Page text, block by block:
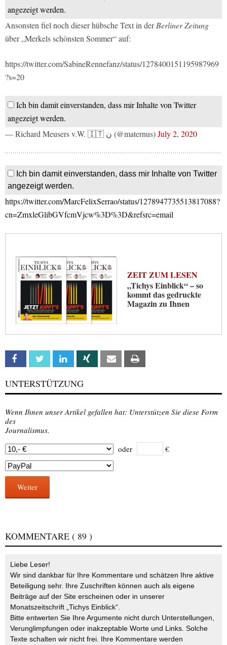
angezeigt werden.
Ansonsten fiel noch dieser hübsche Text in derBerliner Zeitung
über „Merkels schönsten Sommer“ auf:
https://twitter.com/SabineRennefanz/status/1278400151195987969
?s=20
Ich bin damit einverstanden, dass mir Inhalte von Twitter
angezeigt werden.
— Richard Meusers v.W. 🇮🇹 ن (@maternus)July 2, 2020
Ich bin damit einverstanden, dass mir Inhalte von Twitter
angezeigt werden.
https://twitter.com/MarcFelixSerrao/status/1278947735513817088?
cn=ZmxleGlibGVfcmVjcw%3D%3D&refsrc=email
ZEIT ZUM LESEN
„Tichys Einblick“ – so
kommt das gedruckte
Magazin zu Ihnen
Facebook Twitter Linkedin Xing Email
UNTERSTÜTZUNG
Wenn Ihnen unser Artikel gefallen hat: Unterstützen Sie diese Form
des
Journalismus.
oder
€
Weiter
KOMMENTARE ( 89 )
Liebe Leser!
Wir sind dankbar für Ihre Kommentare und schätzen Ihre aktive
Beteiligung sehr. Ihre Zuschriften können auch als eigene
Beiträge auf der Site erscheinen oder in unserer
Monatszeitschrift „Tichys Einblick“.
Bitte entwerten Sie Ihre Argumente nicht durch Unterstellungen,
Verunglimpfungen oder inakzeptable Worte und Links. Solche
Texte schalten wir nicht frei. Ihre Kommentare werden